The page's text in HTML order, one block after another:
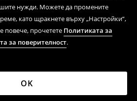
нужди. Можете да промените
като щракнете върху „Настройки“,
повече, прочетете Политиката за
за поверителност.
OK